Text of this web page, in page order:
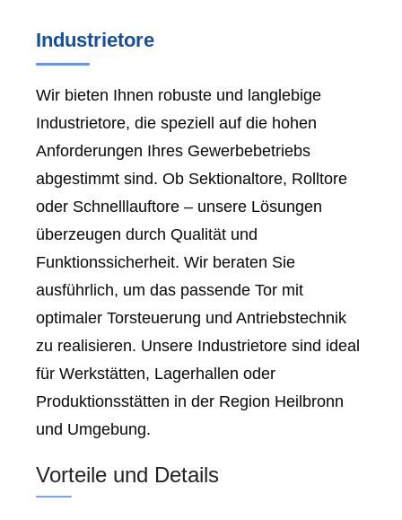
Industrietore
Wir bieten Ihnen robuste und langlebige
Industrietore, die speziell auf die hohen
Anforderungen Ihres Gewerbebetriebs
abgestimmt sind. Ob Sektionaltore, Rolltore
oder Schnelllauftore – unsere Lösungen
überzeugen durch Qualität und
Funktionssicherheit. Wir beraten Sie
ausführlich, um das passende Tor mit
optimaler Torsteuerung und Antriebstechnik
zu realisieren. Unsere Industrietore sind ideal
für Werkstätten, Lagerhallen oder
Produktionsstätten in der Region Heilbronn
und Umgebung.
Vorteile und Details